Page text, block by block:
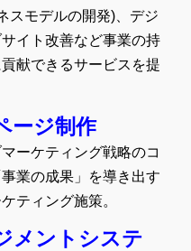
スモデルの開発)、デジ
イト改善など事業の持
献できるサービスを提
ージ制作
ーケティング戦略のコ
業の成果」を導き出す
ティング施策。
メントシステ